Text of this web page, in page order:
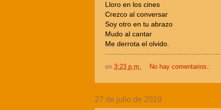
Lloro en los cines
Crezco al conversar
Soy otro en tu abrazo
Mudo al cantar
Me derrota el olvido.
en 3:23 p.m. No hay comentarios.:
27 de julio de 2019